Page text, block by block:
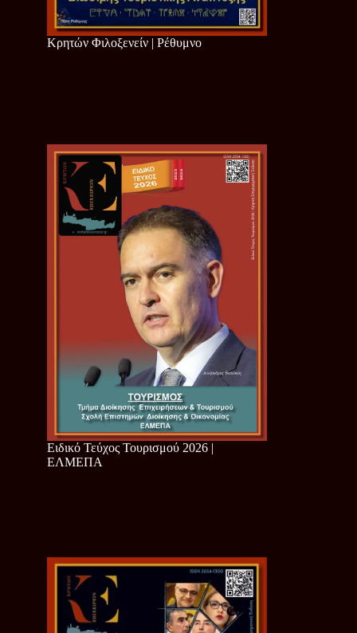
Κρητών Φιλοξενείν | Ρέθυμνο
Ειδικό Τεύχος Τουρισμού 2026 |
ΕΛΜΕΠΑ